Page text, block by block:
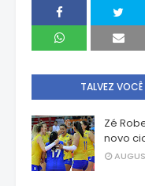
TALVEZ
Zé
novo